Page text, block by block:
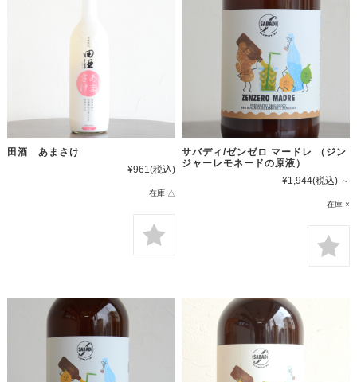
田酒 あまさけ
¥961 (税込)
在庫 △
サバディ/ゼンゼロ マードレ （ジン
ジャーレモネードの原液）
¥1,944(税込) ～
在庫 ×